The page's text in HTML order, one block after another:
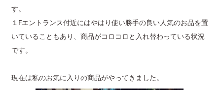
す。
１Fエントランス付近にはやはり使い勝手の良い人気のお品を置
いていることもあり、商品がコロコロと入れ替わっている状況
です。
現在は私のお気に入りの商品がやってきました。